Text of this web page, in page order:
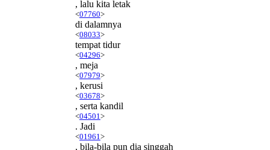
, lalu kita letak
<07760>
di dalamnya
<08033>
tempat tidur
<04296>
, meja
<07979>
, kerusi
<03678>
, serta kandil
<04501 >
. Jadi
<01961 >
, bila-bila pun dia singgah